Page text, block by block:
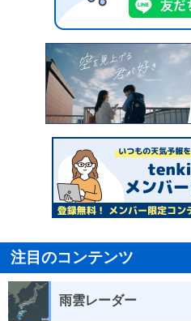
注目のコンテンツ
雨雲レーダー